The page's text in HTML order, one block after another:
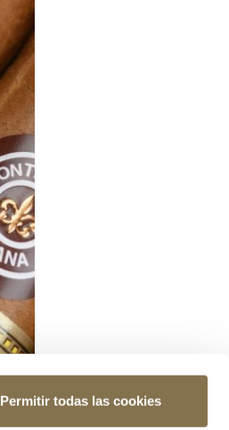
Permitir todas las cookies